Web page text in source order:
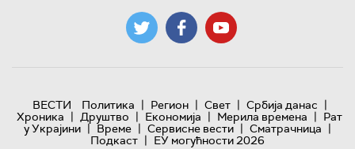
ВЕСТИ Политика | Регион | Свет | Србија данас |
Хроника | Друштво | Економија | Мерила времена | Рат
у Украјини | Време | Сервисне вести | Сматрачница |
Подкаст | ЕУ могућности 2026